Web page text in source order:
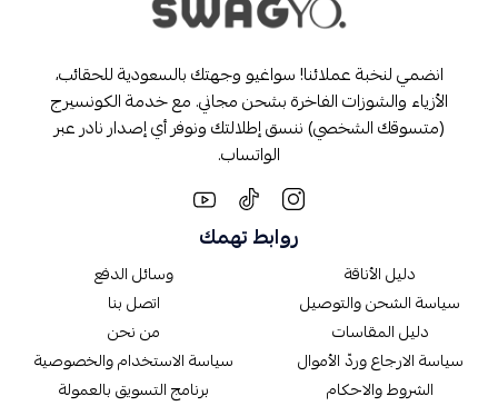
انضمي لنخبة عملائنا! سواغيو وجهتك بالسعودية للحقائب،
الأزياء والشوزات الفاخرة بشحن مجاني. مع خدمة الكونسيرج
(متسوقك الشخصي) ننسق إطلالتك ونوفر أي إصدار نادر عبر
الواتساب.
روابط تهمك
دليل الأناقة
سياسة الشحن والتوصيل
دليل المقاسات
سياسة الارجاع وردّ الأموال
الشروط والاحكام
وسائل الدفع
اتصل بنا
من نحن
سياسة الاستخدام والخصوصية
برنامج التسويق بالعمولة